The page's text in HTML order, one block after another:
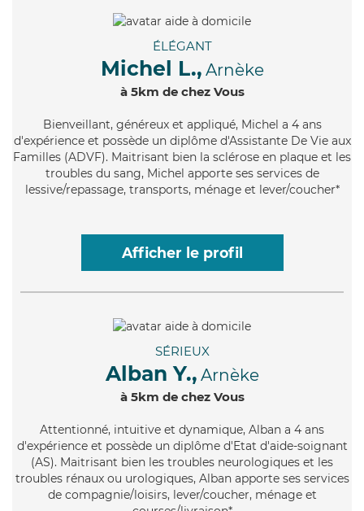
ÉLÉGANT
Michel L., Arnèke
à 5km de chez Vous
Bienveillant, généreux et appliqué, Michel a 4 ans
d'expérience et possède un diplôme d'Assistante De Vie aux
Familles (ADVF). Maitrisant bien la sclérose en plaque et les
troubles du sang, Michel apporte ses services de
lessive/repassage, transports, ménage et lever/coucher*
Afficher le profil
SÉRIEUX
Alban Y., Arnèke
à 5km de chez Vous
Attentionné, intuitive et dynamique, Alban a 4 ans
d'expérience et possède un diplôme d'Etat d'aide-soignant
(AS). Maitrisant bien les troubles neurologiques et les
troubles rénaux ou urologiques, Alban apporte ses services
de compagnie/loisirs, lever/coucher, ménage et